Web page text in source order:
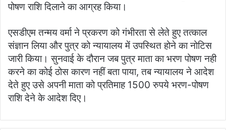
पोषण राशि दिलाने का आग्रह किया।
एसडीएम तन्मय वर्मा ने प्रकरण को गंभीरता से लेते हुए तत्काल
संज्ञान लिया और पुत्र को न्यायालय में उपस्थित होने का नोटिस
जारी किया। सुनवाई के दौरान जब पुत्र माता का भरण पोषण नही
करने का कोई ठोस कारण नहीं बता पाया, तब न्यायालय ने आदेश
देते हुए उसे अपनी माता को प्रतिमाह 1500 रुपये भरण-पोषण
राशि देने के आदेश दिए।